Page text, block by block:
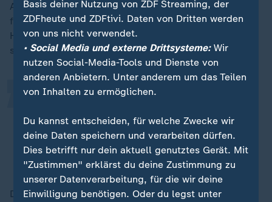
Auch BundesbauministerinVerena Hubertz(SPD)
fordert verstärkte Anstrengungen in Sachen
Hitzeschutz. Dem Redaktionsnetzwerk Deutschland
sagte sie:
Wir müssen unsere Städte
angesichts des Klimawandels fit für
die Zukunft machen.
„
Verena Hubertz, Bundesbauministerin
Drückende Hitze und heiße Nächte böten kaum Luft
Basis deiner Nutzung von ZDF Streaming, der
ZDFheute und ZDFtivi. Daten von Dritten werden
von uns nicht verwendet.
• Social Media und externe Drittsysteme:Wir
nutzen Social-Media-Tools und Dienste von
anderen Anbietern. Unter anderem um das Teilen
von Inhalten zu ermöglichen.
Du kannst entscheiden, für welche Zwecke wir
deine Daten speichern und verarbeiten dürfen.
Dies betrifft nur dein aktuell genutztes Gerät. Mit
"Zustimmen" erklärst du deine Zustimmung zu
unserer Datenverarbeitung, für die wir deine
Einwilligung benötigen. Oder du legst unter